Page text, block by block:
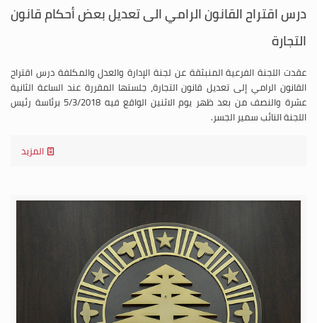
درس اقتراح القانون الرامي الى تعديل بعض أحكام قانون
التجارة
عقدت اللجنة الفرعية المنبثقة عن لجنة الإدارة والعدل والمكلفة درس اقتراح
القانون الرامي إلى تعديل قانون التجارة، جلستها المقررة عند الساعة الثانية
عشرة والنصف من بعد ظهر يوم الاثنين الواقع فيه 5/3/2018 برئاسة رئيس
اللجنة النائب سمير الجسر.
المزيد